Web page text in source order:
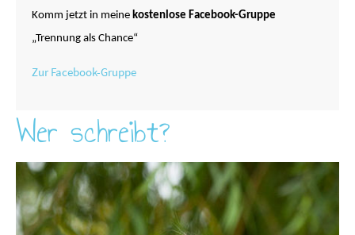
Komm jetzt in meine kostenlose Facebook-Gruppe
„Trennung als Chance“
Zur Facebook-Gruppe
Wer schreibt?